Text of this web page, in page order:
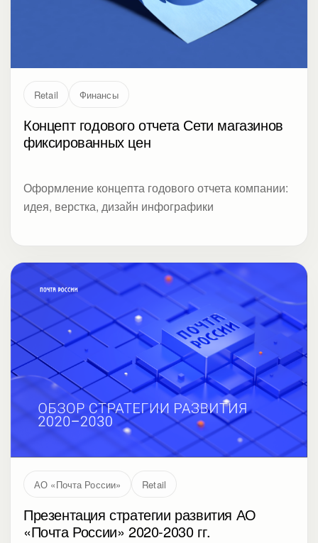
Retail Финансы
Концепт годового отчета Сети магазинов
фиксированных цен
Оформление концепта годового отчета компании:
идея, верстка, дизайн инфографики
АО «Почта России» Retail
Презентация стратегии развития АО
«Почта России» 2020-2030 гг.